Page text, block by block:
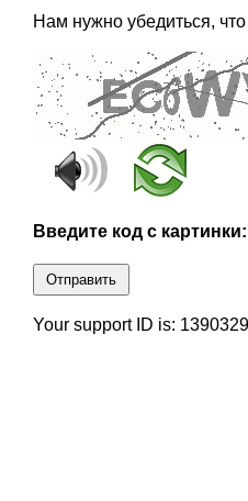
Нам нужно убедиться,
Введите код с картинки:
Отправить
Your support ID is: